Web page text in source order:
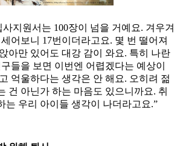
지원서는 100장이 넘을 거예요. 겨우겨
어보니 17번이더라고요. 몇 번 떨어져
아만 있어도 대강 감이 와요. 특히 나란
들을 보면 이번엔 어렵겠다는 예상이
억울하다는 생각은 안 해요. 오히려 젊
건 아닌가 하는 마음도 있으니까요. 취
는 우리 아이들 생각이 나더라고요.”